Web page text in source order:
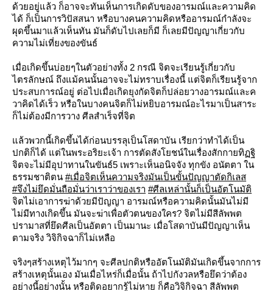
ด้วยอยู่แล้ว ก็อาจจะทันเห็นการเกิดดับของอารมณ์และความคิด
ได้ ก็เป็นการวิปัสสนา หรือบางคนความคิดหรืออารมณ์กำลังจะ
ผุดขึ้นมาแล้วเห็นทัน มันก็ดับไปเลยก็มี ก็เลยมีปัญญาเกี่ยวกับ
ความไม่เที่ยงของขันธ์
เมื่อเกิดขึ้นบ่อยๆในตัวอย่างทั้ง 2 กรณี จิตจะเรียนรู้เกี่ยวกับ
ไตรลักษณ์ ถึงแม้คนนั้นอาจจะไม่ทราบเรื่องนี้ แต่จิตก็เรียนรู้จาก
ประสบการณ์อยู่ ต่อไปเมื่อเกิดยุงกัดจิตก็ปล่อยวางอารมณ์และค
วาคิดได้เร็ว หรือในบางคนจิตก็ไม่หยิบอารมณ์อะไรมาเป็นสาระ
ก็ไม่ต้องมีการวาง ศีลสำเร็จที่จิต
ล้วพวกนี้เกิดขึ้นได้ก่อนบรรลุเป็นโสดาบัน เรียกว่าทำได้เป็น
ปกติก็ได้ แต่ในพระอริยะเจ้า การตัดสังโยชน์ในเรื่องสักกายทิฏฐิ
จิตจะไม่มีอุปาทานในขันธ์5 เพราะเห็นอนิจจัง ทุกขัง อนัตตา ใน
ธรรมชาติตน #เมื่อจิตเห็นความจริงมันเป็นขั้นปัญญาตัดกิเลส
#จึงไม่ยึดมั่นถือมั่นว่าเราว่าของเรา #ศีลเหล่านั้นก็เป็นอัตโนมัติ
จิตไม่เอาการฆ่าด้วยมีปัญญา อารมณ์หรือความคิดนั้นมันไม่มี
ไม่มีทางเกิดขึ้น มันจะฆ่าเพื่อตัวตนของใคร? จิตไม่มีสีลัพพต
ปรามาสที่ยึดศีลเป็นอัตตา เป็นมานะ เมื่อโสดาบันมีปัญญาเห็น
ตามจริง วิจิกิจฉาก็ไม่เหลือ
จริงๆสร้างเหตุไว้มากๆ จะศีลปกติหรืออัตโนมัติมันเกิดขึ้นจากการ
สร้างเหตุนั้นเอง มันเมื่อไหร่ก็เมื่อนั้น ถ้าไปกังวลหรือยึดว่าต้อง
อย่างนี้อย่างนั้น หรือติดอยากรู้ไม่หาย ก็คือวิจิกิจฉา สีลัพพต